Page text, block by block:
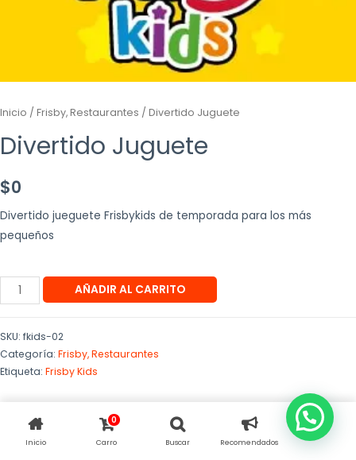
Inicio / Frisby, Restaurantes / Divertido Juguete
Divertido Juguete
$0
Divertido jueguete Frisbykids de temporada para los más
pequeños
AÑADIR AL CARRITO
SKU: fkids-02
Categoría: Frisby, Restaurantes
Etiqueta: Frisby Kids
Inicio
0
Carro Buscar Recomendados